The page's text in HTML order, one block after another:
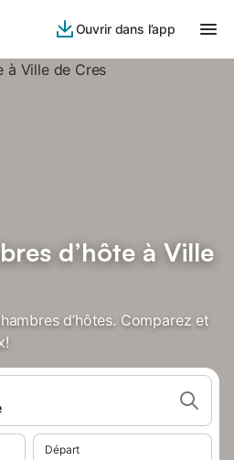
Ouvrir dans l’app
d’hôte à Ville
d’hôtes. Comparez et
Départ